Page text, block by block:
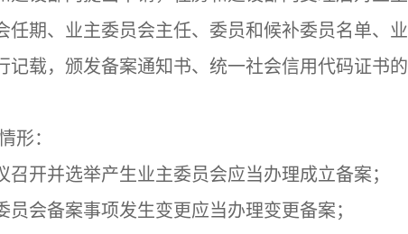
任期、业主委员会主任、委员和候补委员名单、业
记载，颁发备案通知书、统一社会信用代码证书的
：
开并选举产生业主委员会应当办理成立备案；
会备案事项发生变更应当办理变更备案；